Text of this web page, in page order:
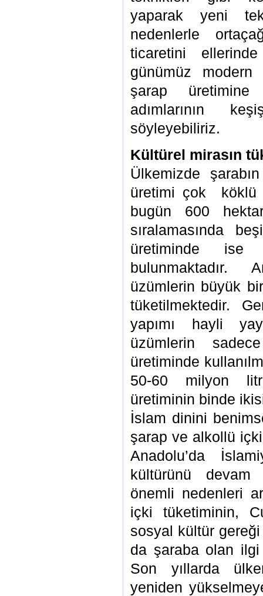
yaparak yeni
nedenlerle
ticaretini
günümüz
şarap üretimine
adımlarının
söyleyebiliriz.
Kültürel mirasın
Ülkemizde
üretimi çok köklü
bugün 600
sıralamasında
üretiminde ise
bulunmaktadır.
üzümlerin büyük
tüketilmektedir.
yapımı hayli
üzümlerin
üretiminde
50-60 milyon
üretiminin binde
İslam dinini
şarap ve alkollü
Anadolu’da
kültürünü devam
önemli nedenleri
içki tüketiminin,
sosyal kültür
da şaraba olan ilgi
Son yıllarda
yeniden